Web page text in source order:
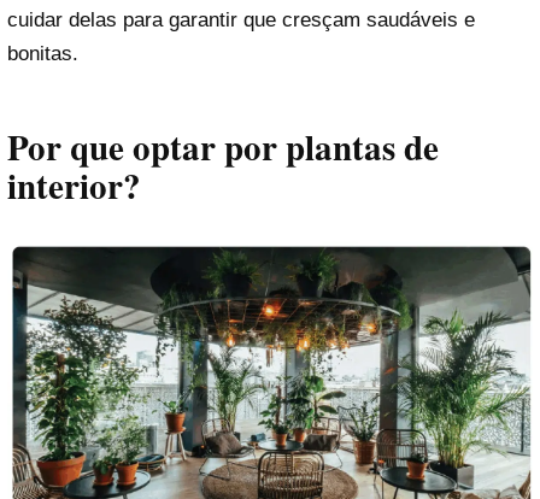
cuidar delas para garantir que cresçam saudáveis e
bonitas.
Por que optar por plantas de
interior?